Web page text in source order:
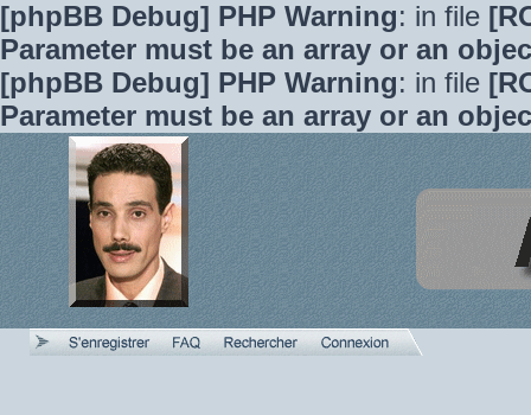
[phpBB Debug] PHP Warning: in file
Parameter must be an array or an
[phpBB Debug] PHP Warning: in file
Parameter must be an array or an